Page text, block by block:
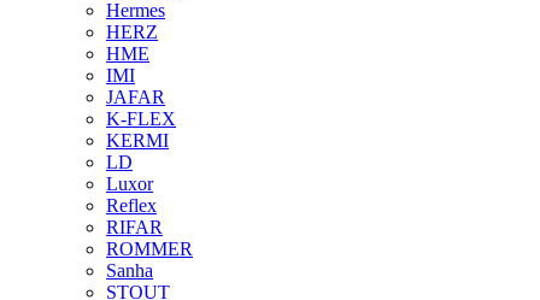
Hermes
HERZ
HME
IMI
JAFAR
K-FLEX
KERMI
LD
Luxor
Reflex
RIFAR
ROMMER
Sanha
STOUT